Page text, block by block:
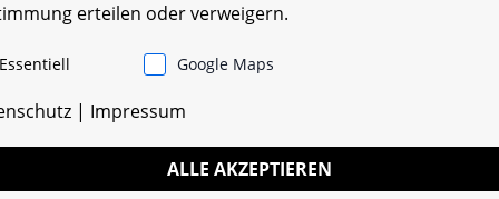
Plastisch-, Rekonstruktiven und
für Hand-, Brust-, Plastische
Mitglied im so genannten
erteilen oder verweigern.
Essentiell Google Maps
| Impressum
ALLE AKZEPTIEREN